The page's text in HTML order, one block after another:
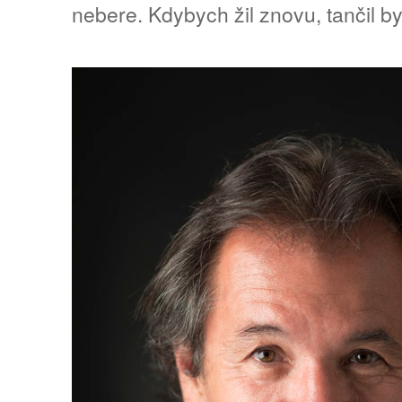
nebere. Kdybych žil znovu, tančil